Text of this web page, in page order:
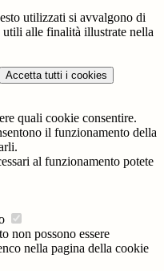
utilizzati si avvalgono di
utili alle finalità illustrate nella
Accetta tutti i cookies
quali cookie consentire.
il funzionamento della
al funzionamento potete
non possono essere
nella pagina della cookie